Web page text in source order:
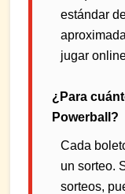
estándar
jugar
¿Para
Powerball?
Cada
un sorteo.
sorteos,